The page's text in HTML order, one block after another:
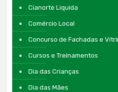
Cianorte Liquida
Comércio Local
Concurso de Fachadas e
Cursos e Treinamentos
Dia das Crianças
Dia das Mães